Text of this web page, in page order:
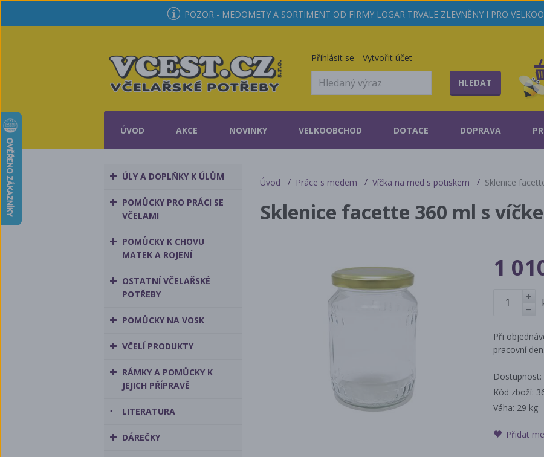
POZOR - MEDOMETY A SORTIMENT OD FIRMY LOGAR TRVALE ZLEVNĚNY I PRO
Přihlásit se Vytvořit účet
HLEDAT
ÚVOD AKCE NOVINKY VELKOOBCHOD DOTACE DOPRAVA
ÚLY A DOPLŇKY K ÚLŮM
POMŮCKY PRO PRÁCI SE
VČELAMI
POMŮCKY K CHOVU
MATEK A ROJENÍ
OSTATNÍ VČELAŘSKÉ
POTŘEBY
POMŮCKY NA VOSK
VČELÍ PRODUKTY
RÁMKY A POMŮCKY K
JEJICH PŘÍPRAVĚ
LITERATURA
DÁREČKY
Úvod Práce s medem Víčka na med s potiskem Sklenice
Sklenice facette 360 ml s
1
+
Při
pracovní den.
Dostupnost:
Kód zboží:
Váha: 29 kg
Přidat